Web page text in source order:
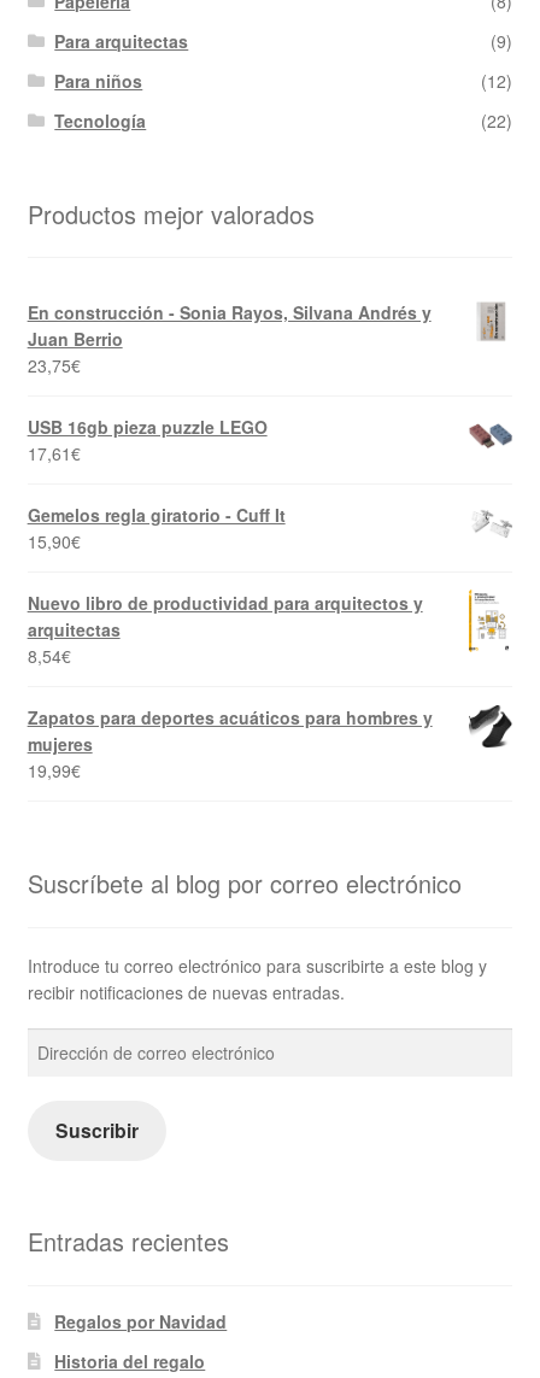
Para arquitectas
(9)
Para niños
(12)
Tecnología
(22)
Productos mejor valorados
En construcción - Sonia Rayos, Silvana Andrés y
Juan Berrio
23,75€
USB 16gb pieza puzzle LEGO
17,61€
Gemelos regla giratorio - Cuff It
15,90€
Nuevo libro de productividad para arquitectos y
arquitectas
8,54€
Zapatos para deportes acuáticos para hombres y
mujeres
19,99€
Suscríbete al blog por correo electrónico
Introduce tu correo electrónico para suscribirte a este blog y
recibir notificaciones de nuevas entradas.
Dirección
de
electrónico
Suscribir
Entradas recientes
Regalos por Navidad
Historia del regalo